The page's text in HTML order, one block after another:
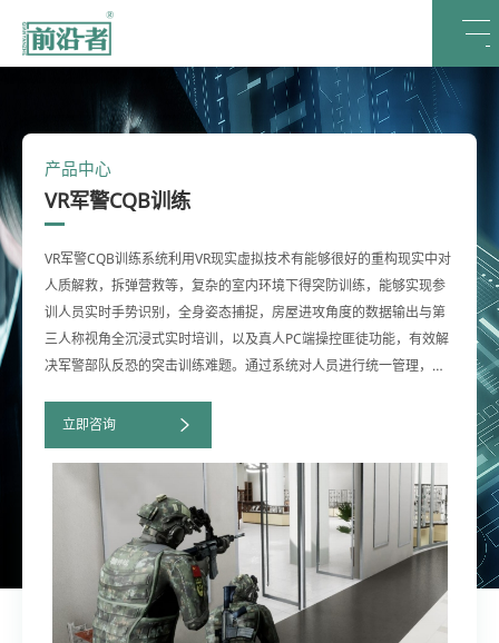
产品中心
VR军警CQB训练
VR军警CQB训练系统利用VR现实虚拟技术有能够很好的重构现实中对
人质解救，拆弹营救等，复杂的室内环境下得突防训练，能够实现参
训人员实时手势识别，全身姿态捕捉，房屋进攻角度的数据输出与第
三人称视角全沉浸式实时培训，以及真人PC端操控匪徒功能，有效解
决军警部队反恐的突击训练难题。通过系统对人员进行统一管理，在
练后仿真回放和分析评估。
立即咨询